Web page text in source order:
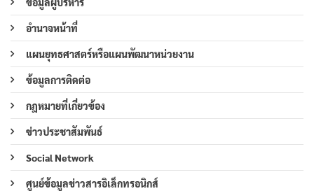
อำนาจหน้าที่
แผนยุทธศาสตร์หรือแผนพัฒนาหน่วยงาน
ข้อมูลการติดต่อ
กฎหมายที่เกี่ยวข้อง
ข่าวประชาสัมพันธ์
Social Network
ศูนย์ข้อมูลข่าวสารอิเล็กทรอนิกส์